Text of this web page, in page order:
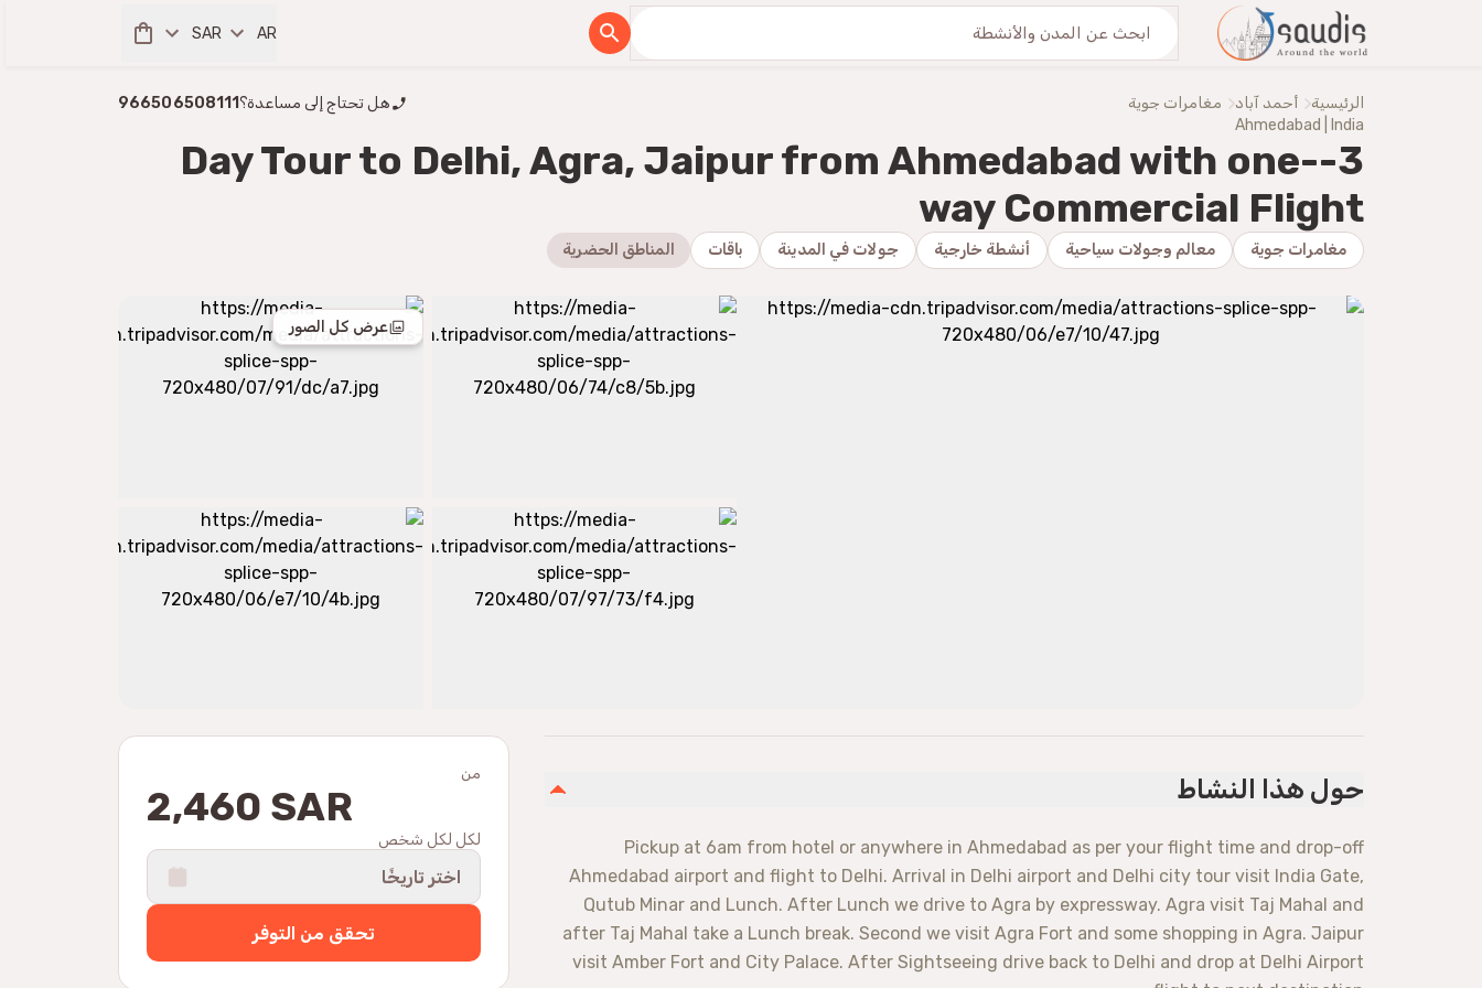
من نحنُ اكتشف معنا AR
SAR
الرئيسية أحمد آباد مغامرات جوية هل تحتاج إلى مساعدة؟ 966506508111
Ahmedabad | India
3-Day Tour to Delhi, Agra, Jaipur from Ahmedabad with one-
way Commercial Flight
مغامرات جوية معالم وجولات سياحية أنشطة خارجية جولات في المدينة باقات المناطق الحضرية
عرض كل الصور
من
2,460 SAR
لكل لكل شخص
اختر تاريخًا
تحقق من التوفر
حول هذا النشاط
Pickup at 6am from hotel or anywhere in Ahmedabad as per your flight time and drop-off
Ahmedabad airport and flight to Delhi. Arrival in Delhi airport and Delhi city tour visit India Gate,
Qutub Minar and Lunch. After Lunch we drive to Agra by expressway. Agra visit Taj Mahal and
after Taj Mahal take a Lunch break. Second we visit Agra Fort and some shopping in Agra. Jaipur
visit Amber Fort and City Palace. After Sightseeing drive back to Delhi and drop at Delhi Airport